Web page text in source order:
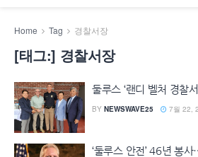
Home Tag 경찰서장
[태그:] 경찰서장
둘루스 ‘랜디 벨처 경찰
BY NEWSWAVE25 7월 22,
‘둘루스 안전’ 46년 봉